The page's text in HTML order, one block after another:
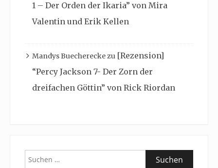
1 – Der Orden der Ikaria” von Mira
Valentin und Erik Kellen
Mandys Buechereckezu [Rezension]
“Percy Jackson 7- Der Zorn der
dreifachen Göttin” von Rick Riordan
Suchen